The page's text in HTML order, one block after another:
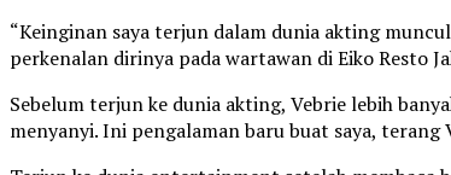
“Keinginan saya terjun dalam dunia akting
perkenalan dirinya pada wartawan di Eiko Resto
Sebelum terjun ke dunia akting, Vebrie lebih
menyanyi. Ini pengalaman baru buat saya, terang